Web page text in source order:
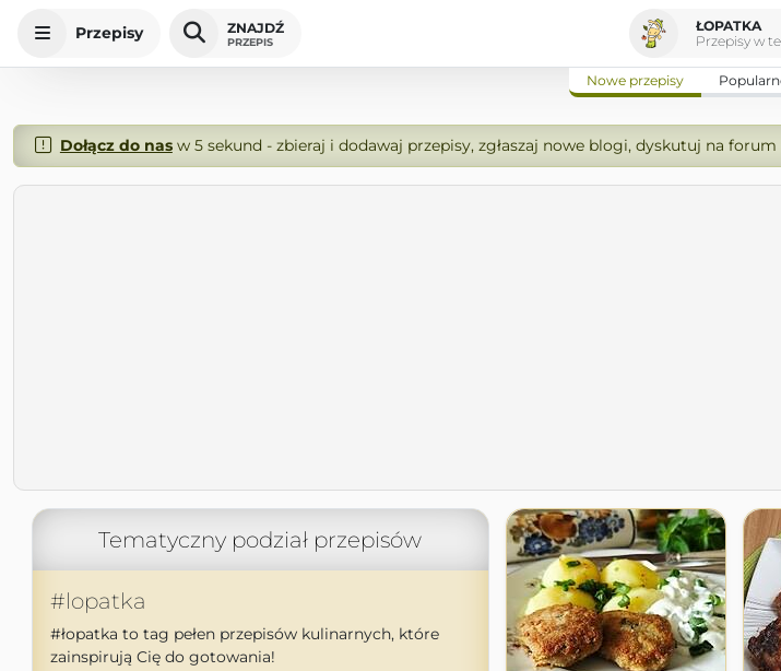
Przepisy ZNAJDŹ
PRZEPIS
ŁOPATKA
Przepisy w
Nowe przepisy
Dołącz do nasw 5 sekund - zbieraj i dodawaj przepisy, zgłaszaj nowe blogi, dyskutuj na forum
Tematyczny podział przepisów
#lopatka
#łopatka to tag pełen przepisów kulinarnych, które
zainspirują Cię do gotowania!